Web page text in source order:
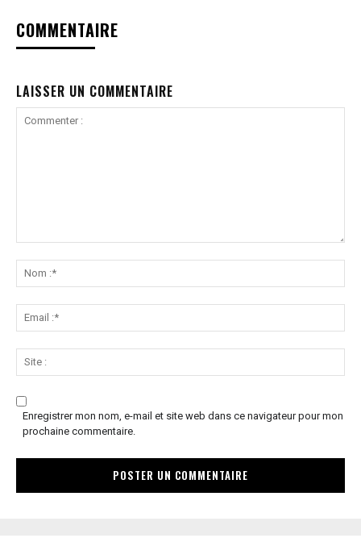
COMMENTAIRE
LAISSER UN COMMENTAIRE
Enregistrer mon nom, e-mail et site web dans ce navigateur pour mon
prochaine commentaire.